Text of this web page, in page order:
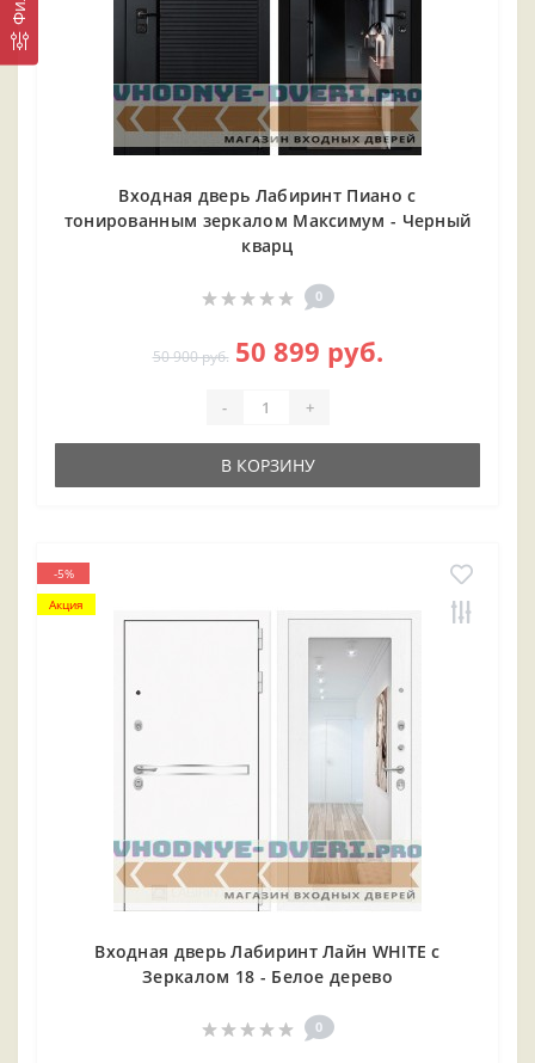
Входная дверь Лабиринт Пиано с
тонированным зеркалом Максимум - Черный
кварц
0
50 900 руб. 50 899 руб.
- +
В КОРЗИНУ
-5%
Акция
Входная дверь Лабиринт Лайн WHITE с
Зеркалом 18 - Белое дерево
0